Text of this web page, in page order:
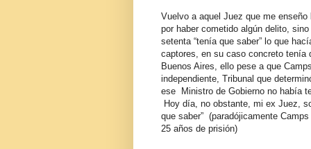
Vuelvo a aquel Juez que me
por haber cometido algún delito,
setenta “tenía que saber” lo que
captores, en su caso concreto tenía
Buenos Aires, ello pese a que
independiente, Tribunal que
ese Ministro de Gobierno no había
Hoy día, no obstante, mi ex Juez,
que saber” (paradójicamente
25 años de prisión)